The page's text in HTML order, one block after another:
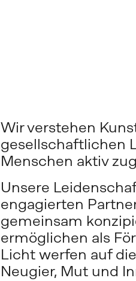
Wir verstehen
gesellschaftlichen
Menschen aktiv
Unsere
engagierten
gemeinsam
ermöglichen als
Licht werfen auf
Neugier, Mut und